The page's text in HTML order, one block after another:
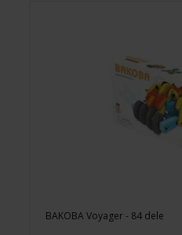
BAKOBA Voyager - 84 dele